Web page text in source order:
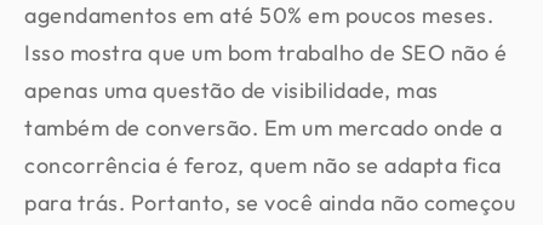
agendamentos em até 50% em poucos meses.
Isso mostra que um bom trabalho de SEO não é
apenas uma questão de visibilidade, mas
também de conversão. Em um mercado onde a
concorrência é feroz, quem não se adapta fica
para trás. Portanto, se você ainda não começou